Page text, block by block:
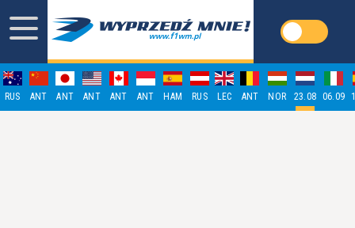
RUS ANT ANT ANT ANT ANT HAM RUS LEC ANT NOR 23.08 06.09